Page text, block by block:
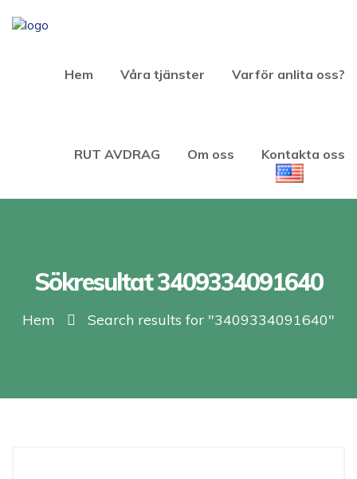
Hem Våra tjänster Varför anlita oss?
RUT AVDRAG Om oss Kontakta oss
Sökresultat 3409334091640
Hem Search results for "3409334091640"